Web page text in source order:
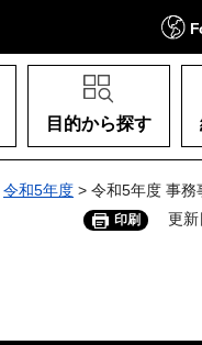
目的から探す
令和5年度 > 令和5年度 事務
印刷 更新